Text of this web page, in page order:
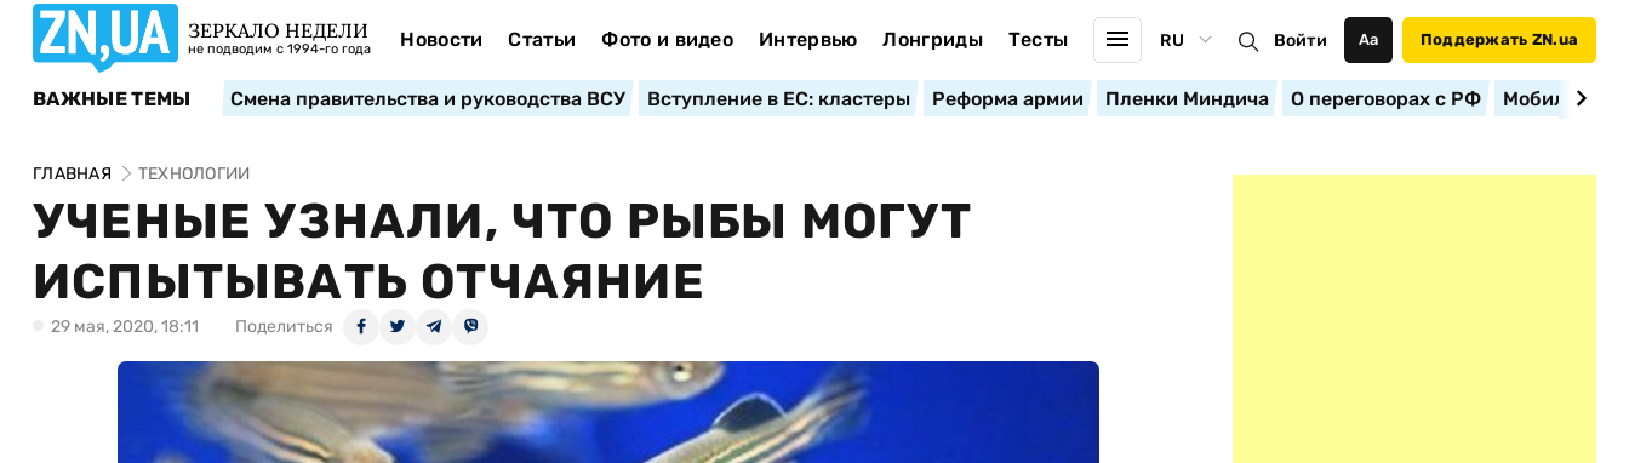
ЗЕРКАЛО НЕДЕЛИ
не подводим с 1994-го года Новости Статьи Фото и видео Интервью Лонгриды Тесты RU Войти Аа Поддержать ZN.ua
ВАЖНЫЕ ТЕМЫ Смена правительства и руководства ВСУ Вступление в ЕС: кластеры Реформа армии Пленки Миндича О переговорах с РФ
ГЛАВНАЯ ТЕХНОЛОГИИ
УЧЕНЫЕ УЗНАЛИ, ЧТО РЫБЫ МОГУТ
ИСПЫТЫВАТЬ ОТЧАЯНИЕ
29 мая, 2020, 18:11 Поделиться